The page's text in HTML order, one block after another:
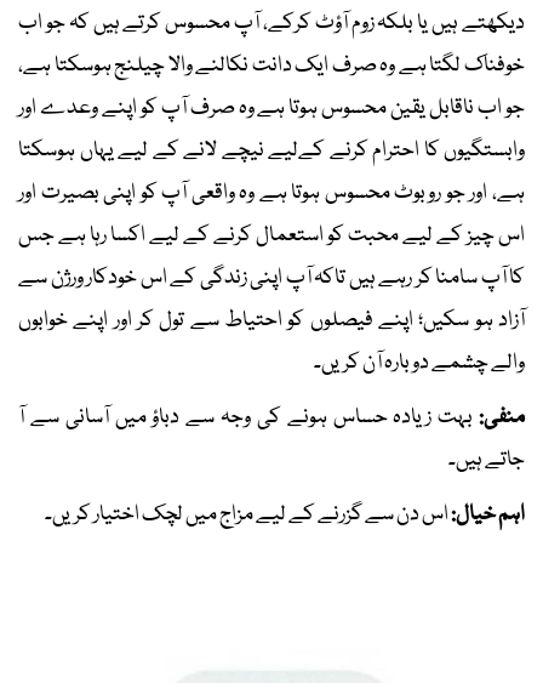
دیکھتے ہیں یا بلکہ زوم آؤٹ کرکے، آپ محسوس کرتے ہیں کہ جو اب
خوفناک لگتا ہے وہ صرف ایک دانت نکالنے والا چیلنج ہوسکتا ہے،
جو اب ناقابل یقین محسوس ہوتا ہے وہ صرف آپ کو اپنے وعدے اور
وابستگیوں کا احترام کرنے کےلیے نیچے لانے کے لیے یہاں ہوسکتا
ہے، اور جو روبوٹ محسوس ہوتا ہے وہ واقعی آپ کو اپنی بصیرت اور
اس چیز کے لیے محبت کو استعمال کرنے کے لیے اکسا رہا ہے جس
کا آپ سامنا کر رہے ہیں تاکہ آپ اپنی زندگی کے اس خودکار ورژن سے
آزاد ہو سکیں؛ اپنے فیصلوں کو احتیاط سے تول کر اور اپنے خوابوں
والے چشمے دوبارہ آن کریں۔
منفی: بہت زیادہ حساس ہونے کی وجہ سے دباؤ میں آسانی سے آ
جاتے ہیں۔
اہم خیال:اس دن سے گزرنے کے لیے مزاج میں لچک اختیار کریں۔